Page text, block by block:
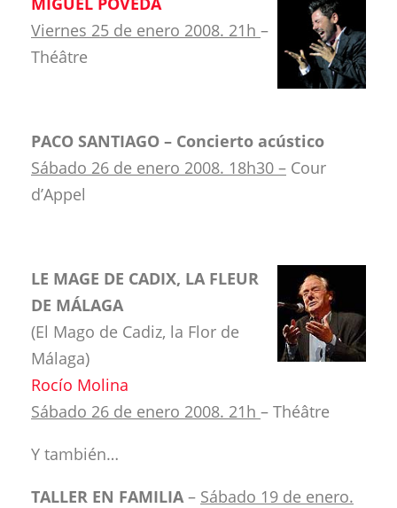
Viernes 25 de enero 2008. 21h –
Théâtre
PACO SANTIAGO – Concierto acústico
Sábado 26 de enero 2008. 18h30 – Cour
d’Appel
LE MAGE DE CADIX, LA FLEUR
DE MÁLAGA
(El Mago de Cadiz, la Flor de
Málaga)
Rocío Molina
Sábado 26 de enero 2008. 21h – Théâtre
Y también…
TALLER EN FAMILIA – Sábado 19 de enero.